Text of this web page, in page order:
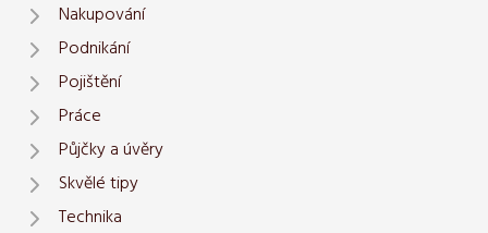
Nakupování
Podnikání
Pojištění
Práce
Půjčky a úvěry
Skvělé tipy
Technika